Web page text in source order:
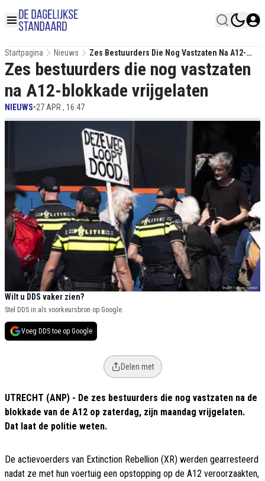
Startpagina Nieuws
Zes Bestuurders Die Nog Vastzaten Na A12-
Blokkade Vrijgelaten
Zes bestuurders die nog vastzaten
na A12-blokkade vrijgelaten
NIEUWS•27 APR , 16:47
Wilt u DDS vaker zien?
Stel DDS in als voorkeursbron op Google.
Voeg DDS toe op Google
Delen met
UTRECHT (ANP) - De zes bestuurders die nog vastzaten na de
blokkade van de A12 op zaterdag, zijn maandag vrijgelaten.
Dat laat de politie weten.
De actievoerders van Extinction Rebellion (XR) werden gearresteerd
nadat ze met hun voertuig een opstopping op de A12 veroorzaakten,